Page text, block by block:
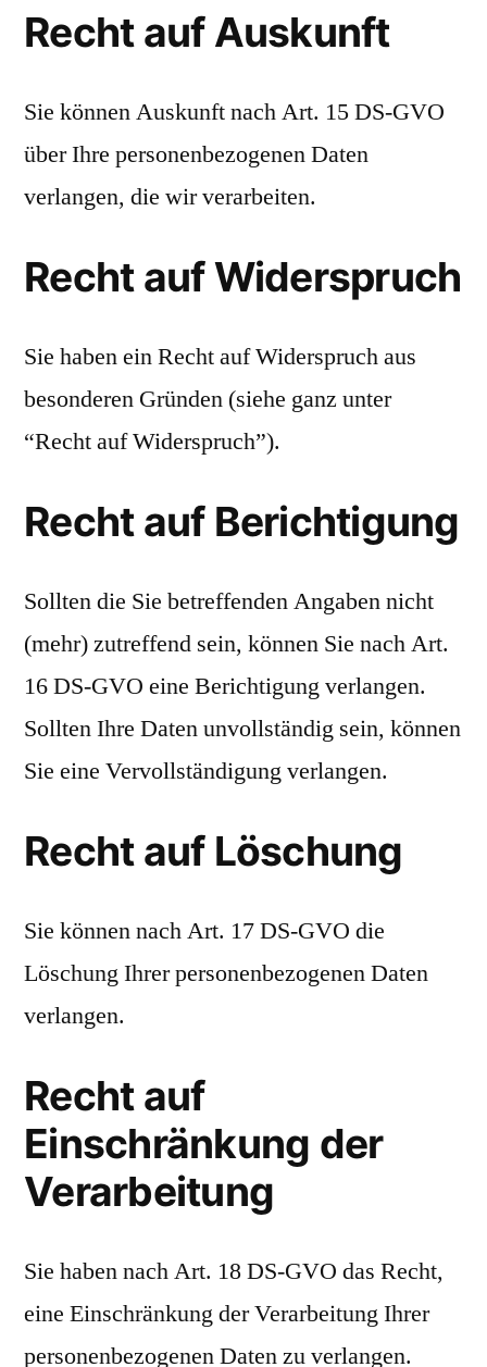
Recht auf Auskunft
Sie können Auskunft nach Art. 15 DS-GVO
über Ihre personenbezogenen Daten
verlangen, die wir verarbeiten.
Recht auf Widerspruch
Sie haben ein Recht auf Widerspruch aus
besonderen Gründen (siehe ganz unter
“Recht auf Widerspruch”).
Recht auf Berichtigung
Sollten die Sie betreffenden Angaben nicht
(mehr) zutreffend sein, können Sie nach Art.
16 DS-GVO eine Berichtigung verlangen.
Sollten Ihre Daten unvollständig sein, können
Sie eine Vervollständigung verlangen.
Recht auf Löschung
Sie können nach Art. 17 DS-GVO die
Löschung Ihrer personenbezogenen Daten
verlangen.
Recht auf
Einschränkung der
Verarbeitung
Sie haben nach Art. 18 DS-GVO das Recht,
eine Einschränkung der Verarbeitung Ihrer
personenbezogenen Daten zu verlangen.